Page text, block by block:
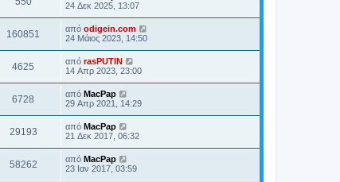
24 Δεκ 2025, 13:07
160851 από odigein.com
24 Μάιος 2023, 14:50
4625 από rasPUTIN
14 Απρ 2023, 23:00
6728 από MacPap
29 Απρ 2021, 14:29
29193 από MacPap
21 Δεκ 2017, 06:32
58262 από MacPap
23 Ιαν 2017, 03:59